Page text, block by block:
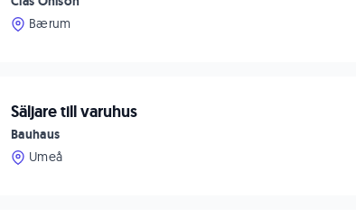
Bærum
Säljare till varuhus
Bauhaus
Umeå